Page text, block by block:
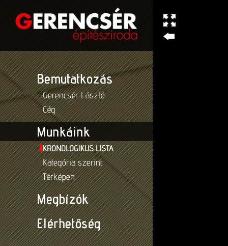
Bemutatkozás
Gerencsér László
Cég
Munkáink
KRONOLOGIKUS LISTA
Kategória szerint
Térképen
Megbízók
Elérhetőség